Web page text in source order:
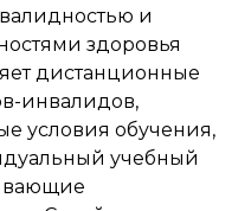
и
здоровья
дистанционные
инвалидов,
условия обучения,
учебный